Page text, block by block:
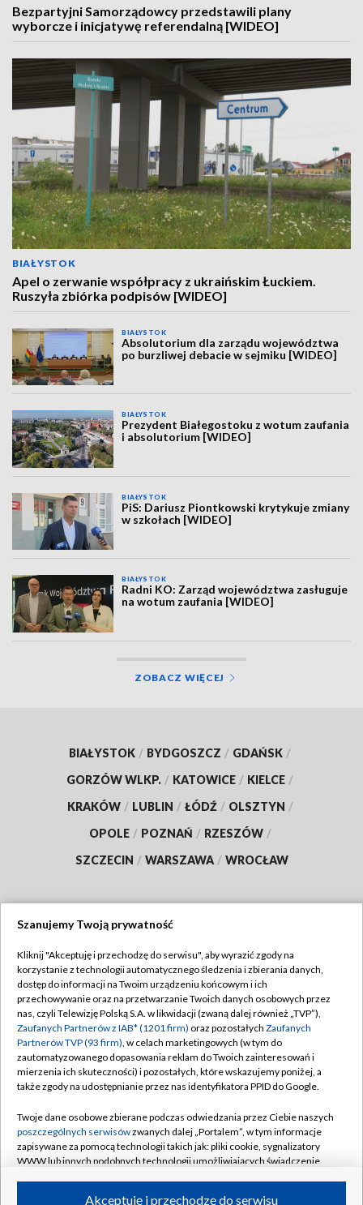
Bezpartyjni Samorządowcy przedstawili plany
wyborcze i inicjatywę referendalną [WIDEO]
BIAŁYSTOK
Apel o zerwanie współpracy z ukraińskim Łuckiem.
Ruszyła zbiórka podpisów [WIDEO]
BIAŁYSTOK
Absolutorium dla zarządu województwa
po burzliwej debacie w sejmiku [WIDEO]
BIAŁYSTOK
Prezydent Białegostoku z wotum zaufania
i absolutorium [WIDEO]
BIAŁYSTOK
PiS: Dariusz Piontkowski krytykuje zmiany
w szkołach [WIDEO]
BIAŁYSTOK
Radni KO: Zarząd województwa zasługuje
na wotum zaufania [WIDEO]
ZOBACZ WIĘCEJ
BIAŁYSTOK / BYDGOSZCZ / GDAŃSK /
GORZÓW WLKP. / KATOWICE / KIELCE /
KRAKÓW / LUBLIN / ŁÓDŹ / OLSZTYN /
OPOLE / POZNAŃ / RZESZÓW /
SZCZECIN / WARSZAWA / WROCŁAW
TVP
Abonament TVP
Emisja w TVP
Centrum informacji TVP
Naziemna Telewizja Cyfrowa
Rada Programowa
System NOS
Informacje o nadawcy
Regulamin TVP
Polityka prywatności
Moje zgody
Pomoc
Kontakt
Kanały
Szanujemy Twoją prywatność
Kliknij "Akceptuję i przechodzę do serwisu", aby wyrazić zgody na
korzystanie z technologii automatycznego śledzenia i zbierania danych,
dostęp do informacji na Twoim urządzeniu końcowym i ich
przechowywanie oraz na przetwarzanie Twoich danych osobowych przez
nas, czyli Telewizję Polską S.A. w likwidacji (zwaną dalej również „TVP”),
Zaufanych Partnerów z IAB* (1201 firm) oraz pozostałych Zaufanych
Partnerów TVP (93 firm), w celach marketingowych (w tym do
zautomatyzowanego dopasowania reklam do Twoich zainteresowań i
mierzenia ich skuteczności) i pozostałych, które wskazujemy poniżej, a
także zgody na udostępnianie przez nas identyfikatora PPID do Google.
Twoje dane osobowe zbierane podczas odwiedzania przez Ciebie naszych
poszczególnych serwisówzwanych dalej „Portalem”, w tym informacje
zapisywane za pomocą technologii takich jak: pliki cookie, sygnalizatory
WWW lub innych podobnych technologii umożliwiających świadczenie
Akceptuję i przechodzę do serwisu